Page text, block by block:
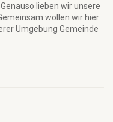
lieben wir unsere
wollen wir hier
Umgebung Gemeinde